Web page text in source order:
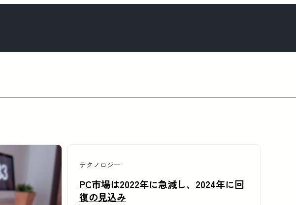
テクノロジー
PC市場は2022年に急減し、2024年に回
復の見込み